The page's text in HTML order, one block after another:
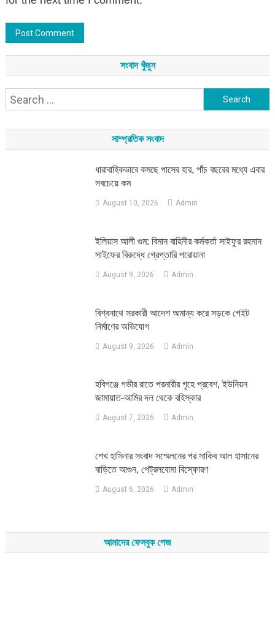
সংবাদ খুঁজুন
Search
সাম্প্রতিক সংবাদ
ধারাবাহিকভাবে কমছে পাসের হার, পাঁচ বছরের মধ্যে এবার
সবচেয়ে কম
August 10, 2026 Admin
ইলিয়াস আলী গুম: বিমান বাহিনীর কর্মকর্তা সাইফুর রহমান
সাইফের বিরুদ্ধে গ্রেপ্তারি পরোয়ানা
August 9, 2026 Admin
বিশ্বনাথে সরকারী আদেশ অমান্য করে সড়কে গেইট
নির্মাণের অভিযোগ
August 9, 2026 Admin
হবিগঞ্জে গভীর রাতে পরনারীর গৃহে প্রবেশ, ইউনিয়ন
জামায়াত-আমির দল থেকে বহিস্কার
August 7, 2026 Admin
শেখ হাসিনার সংবাদ সম্মেলনের পর সাকিব আল হাসানের
বাড়িতে আগুন, পেট্রলবোমা বিস্ফোরণ
August 6, 2026 Admin
আমাদের ফেসবুক পেজ